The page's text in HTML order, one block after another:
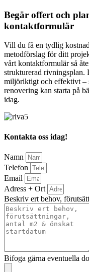
Begär offert och
kontaktformulär
Vill du få en tydlig
metodförslag för ditt
vårt kontaktformulär så
strukturerad rivningsplan.
miljöriktigt och effektivt –
renovering kan starta på
idag.
Kontakta oss idag!
Namn
Telefon
Email
Adress + Ort
Beskriv ert behov,
Bifoga gärna eventuella